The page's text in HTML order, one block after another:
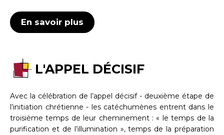
En savoir plus
L'APPEL DÉCISIF
Avec la célébration de l’appel décisif - deuxième étape de
l’initiation chrétienne - les catéchumènes entrent dans le
troisième temps de leur cheminement : « le temps de la
purification et de l’illumination », temps de la préparation